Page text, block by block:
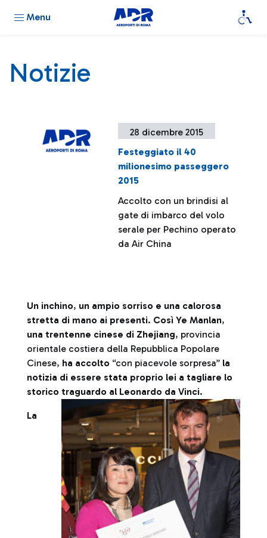
Menu
Notizie
28 dicembre 2015
Festeggiato il 40
milionesimo passeggero
2015
Accolto con un brindisi al
gate di imbarco del volo
serale per Pechino operato
da Air China
Un inchino, un ampio sorriso e una calorosa
stretta di mano ai presenti. Così Ye Manlan,
una trentenne cinese di Zhejiang, provincia
orientale costiera della Repubblica Popolare
Cinese, ha accolto “con piacevole sorpresa” la
notizia di essere stata proprio lei a tagliare lo
storico traguardo al Leonardo da Vinci.
La